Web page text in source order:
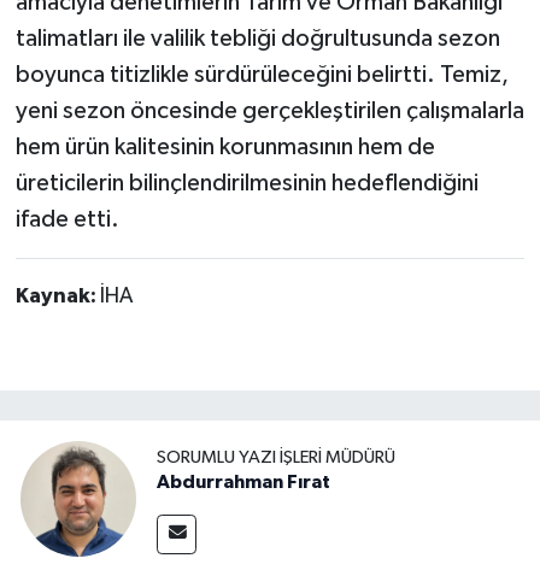
talimatları ile valilik tebliği doğrultusunda sezon
boyunca titizlikle sürdürüleceğini belirtti. Temiz,
yeni sezon öncesinde gerçekleştirilen çalışmalarla
hem ürün kalitesinin korunmasının hem de
üreticilerin bilinçlendirilmesinin hedeflendiğini
ifade etti.
Kaynak: İHA
SORUMLU YAZI İŞLERI MÜDÜRÜ
Abdurrahman Fırat